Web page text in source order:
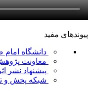
پیوندهای مفید
دانشگاه امام
معاونت
پیشنهاد نشر اثر
شبکه پخش و